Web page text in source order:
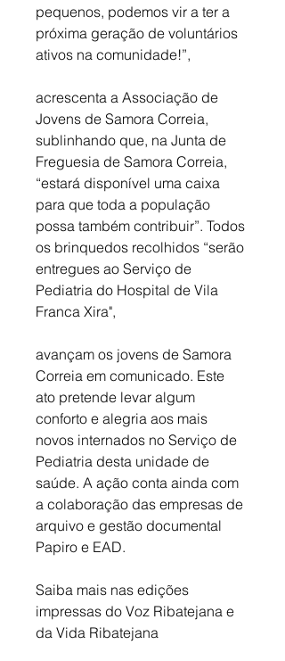
pequenos, podemos vir a ter a
próxima geração de voluntários
ativos na comunidade!”,
acrescenta a Associação de
Jovens de Samora Correia,
sublinhando que, na Junta de
Freguesia de Samora Correia,
“estará disponível uma caixa
para que toda a população
possa também contribuir”. Todos
os brinquedos recolhidos “serão
entregues ao Serviço de
Pediatria do Hospital de Vila
Franca Xira",
avançam os jovens de Samora
Correia em comunicado. Este
ato pretende levar algum
conforto e alegria aos mais
novos internados no Serviço de
Pediatria desta unidade de
saúde. A ação conta ainda com
a colaboração das empresas de
arquivo e gestão documental
Papiro e EAD.
Saiba mais nas edições
impressas do Voz Ribatejana e
da Vida Ribatejana